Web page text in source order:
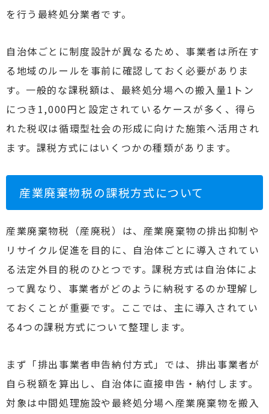
を行う最終処分業者です。
自治体ごとに制度設計が異なるため、事業者は所在す
る地域のルールを事前に確認しておく必要がありま
す。一般的な課税額は、最終処分場への搬入量1トン
につき1,000円と設定されているケースが多く、得ら
れた税収は循環型社会の形成に向けた施策へ活用され
ます。課税方式にはいくつかの種類があります。
産業廃棄物税の課税方式について
産業廃棄物税（産廃税）は、産業廃棄物の排出抑制や
リサイクル促進を目的に、自治体ごとに導入されてい
る法定外目的税のひとつです。課税方式は自治体によ
って異なり、事業者がどのように納税するのか理解し
ておくことが重要です。ここでは、主に導入されてい
る4つの課税方式について整理します。
まず「排出事業者申告納付方式」では、排出事業者が
自ら税額を算出し、自治体に直接申告・納付します。
対象は中間処理施設や最終処分場へ産業廃棄物を搬入